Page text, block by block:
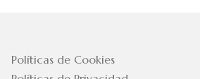
Políticas de Cookies